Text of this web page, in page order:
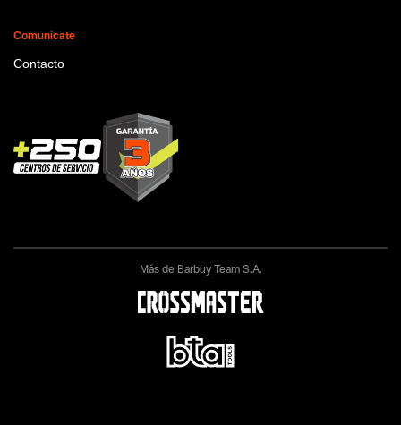
Comunicate
Contacto
Más de Barbuy Team S.A.